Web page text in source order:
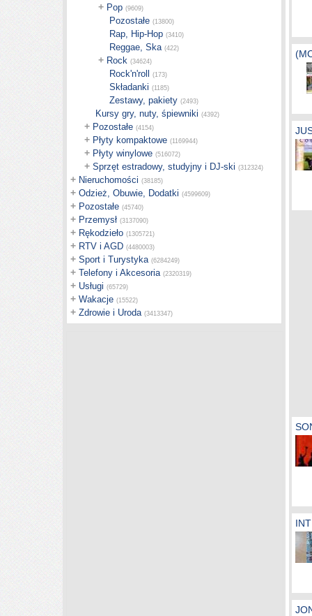
+ Pop (9609)
Pozostałe (13800)
Rap, Hip-Hop (3410)
Reggae, Ska (422)
+ Rock (34624)
Rock'n'roll (173)
Składanki (1185)
Zestawy, pakiety (2493)
Kursy gry, nuty, śpiewniki (4392)
+ Pozostałe (4154)
+ Płyty kompaktowe (1169944)
+ Płyty winylowe (516072)
+ Sprzęt estradowy, studyjny i DJ-ski (312324)
+ Nieruchomości (38185)
+ Odzież, Obuwie, Dodatki (4599609)
+ Pozostałe (45740)
+ Przemysł (3137090)
+ Rękodzieło (1305721)
+ RTV i AGD (4480003)
+ Sport i Turystyka (6284249)
+ Telefony i Akcesoria (2320319)
+ Usługi (65729)
+ Wakacje (15522)
+ Zdrowie i Uroda (3413347)